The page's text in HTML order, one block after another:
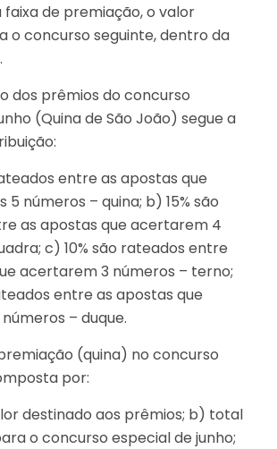
de premiação, o valor
o concurso seguinte, dentro da
dos prêmios do concurso
(Quina de São João) segue a
entre as apostas que
números – quina; b) 15% são
as apostas que acertarem 4
c) 10% são rateados entre
acertarem 3 números – terno;
entre as apostas que
– duque.
(quina) no concurso
por:
destinado aos prêmios; b) total
o concurso especial de junho;